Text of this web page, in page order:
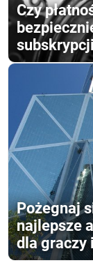
Czy
Pożegnaj
najlepsze
dla graczy